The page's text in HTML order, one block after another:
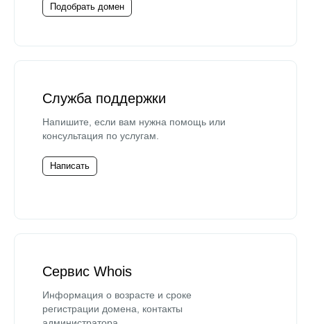
Подобрать домен
Служба поддержки
Напишите, если вам нужна помощь или
консультация по услугам.
Написать
Сервис Whois
Информация о возрасте и сроке
регистрации домена, контакты